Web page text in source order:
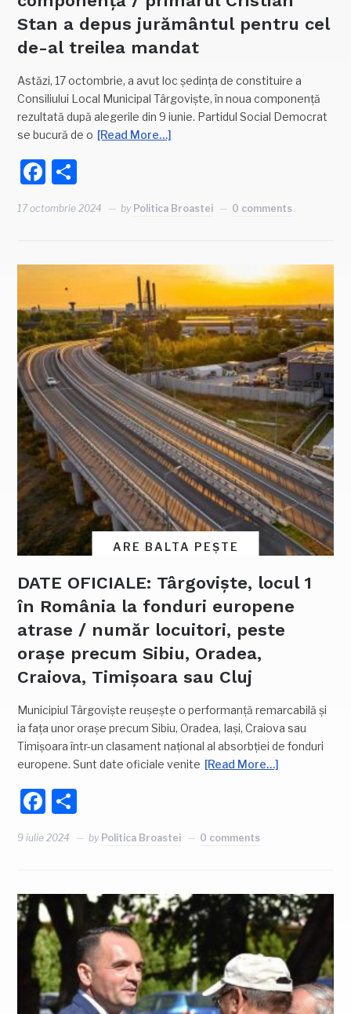
Stan a depus jurământul pentru cel
de-al treilea mandat
Astăzi, 17 octombrie, a avut loc ședința de constituire a
Consiliului Local Municipal Târgoviște, în noua componență
rezultată după alegerile din 9 iunie. Partidul Social Democrat
se bucură de o [Read More…]
Facebook
17 octombrie 2024 by Politica Broastei 0 comments
ARE BALTA PEȘTE
DATE OFICIALE: Târgoviște, locul 1
în România la fonduri europene
atrase / număr locuitori, peste
orașe precum Sibiu, Oradea,
Craiova, Timișoara sau Cluj
Municipiul Târgoviște reușește o performanță remarcabilă și
ia fața unor orașe precum Sibiu, Oradea, Iași, Craiova sau
Timișoara într-un clasament național al absorbției de fonduri
europene. Sunt date oficiale venite [Read More…]
Facebook
9 iulie 2024 by Politica Broastei 0 comments